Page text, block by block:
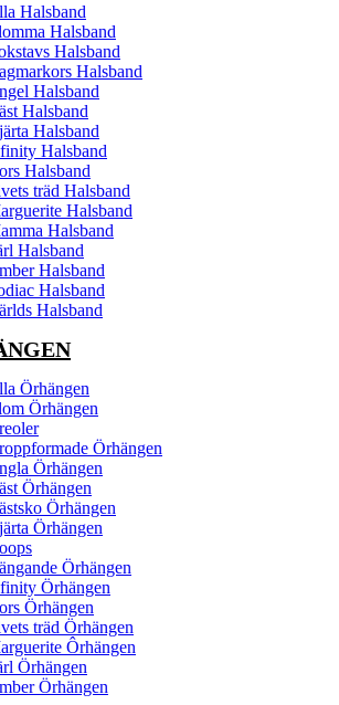
Halsband
Halsband
Halsband
Halsband
Halsband
Halsband
Halsband
Halsband
Halsband
träd Halsband
Halsband
Halsband
Halsband
Halsband
Halsband
Halsband
Örhängen
Örhängen
Örhängen
Örhängen
Örhängen
Örhängen
Örhängen
Örhängen
Örhängen
Örhängen
träd Örhängen
Ôrhängen
Örhängen
Örhängen